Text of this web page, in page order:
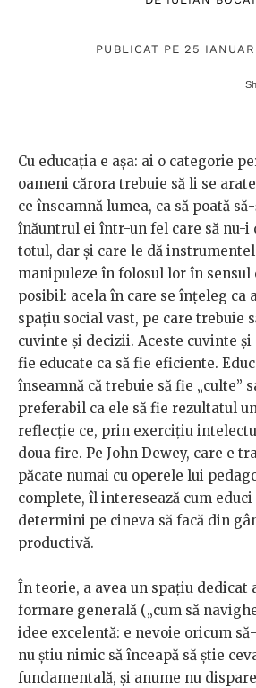
PUBLICAT PE 25
Cu educația e așa: ai o categorie
oameni cărora trebuie să li se
ce înseamnă lumea, ca să poată
înăuntrul ei într-un fel care să nu-i
totul, dar și care le dă
manipuleze în folosul lor în sensul
posibil: acela în care se înțeleg ca
spațiu social vast, pe care trebuie
cuvinte și decizii. Aceste cuvinte
fie educate ca să fie eficiente.
înseamnă că trebuie să fie „culte”
preferabil ca ele să fie rezultatul
reflecție ce, prin exercițiu
doua fire. Pe John Dewey, care e
păcate numai cu operele lui
complete, îl interesează cum educi
determini pe cineva să facă din
productivă.
În teorie, a avea un spațiu dedicat
formare generală („cum să
idee excelentă: e nevoie oricum
nu știu nimic să înceapă să știe
fundamentală, și anume nu